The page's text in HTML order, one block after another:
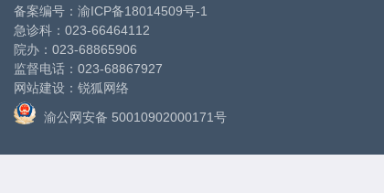
备案编号： 渝ICP备18014509号-1
急诊科：023-66464112
院办：023-68865906
监督电话：023-68867927
网站建设 ： 锐狐网络
渝公网安备 50010902000171号